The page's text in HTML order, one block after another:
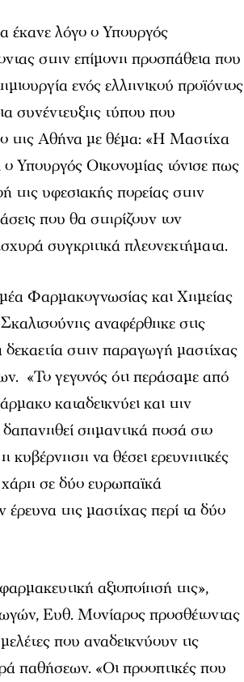
έκανε λόγο ο Υπουργός
στην επίμονη προσπάθεια που
ενός ελληνικού προϊόντος
συνέντευξης τύπου που
της Αθήνα με θέμα: «Η Μαστίχα
Υπουργός Οικονομίας τόνισε πως
της υφεσιακής πορείας στην
που θα στηρίζουν τον
συγκριτικά πλεονεκτήματα.
Φαρμακογνωσίας και Χημείας
αναφέρθηκε στις
δεκαετία στην παραγωγή μαστίχας
«Το γεγονός ότι περάσαμε από
καταδεικνύει και την
δαπανηθεί σημαντικά ποσά στο
κυβέρνηση να θέσει ερευνητικές
χάρη σε δύο ευρωπαϊκά
της μαστίχας περί τα δύο
αξιοποίησή της»,
Ευθ. Μονίαρος προσθέτοντας
που αναδεικνύουν τις
παθήσεων. «Οι προοπτικές που